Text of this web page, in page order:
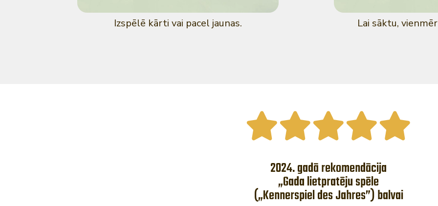
Izspēlē kārti vai pacel jaunas. Lai sāktu,
2024. gadā rekomendācija
„Gada lietpratēju spēle
(„Kennerspiel des Jahres”) balvai